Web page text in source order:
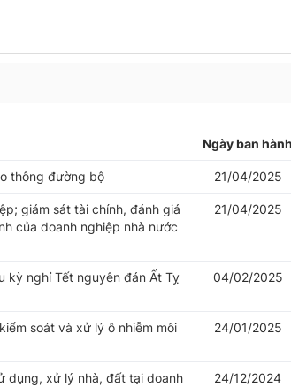
Ngày ban hành
thông đường bộ 21/04/2025
giám sát tài chính, đánh giá
của doanh nghiệp nhà nước
21/04/2025
kỳ nghỉ Tết nguyên đán Ất Tỵ
04/02/2025
soát và xử lý ô nhiễm môi
24/01/2025
dụng, xử lý nhà, đất tại doanh
24/12/2024